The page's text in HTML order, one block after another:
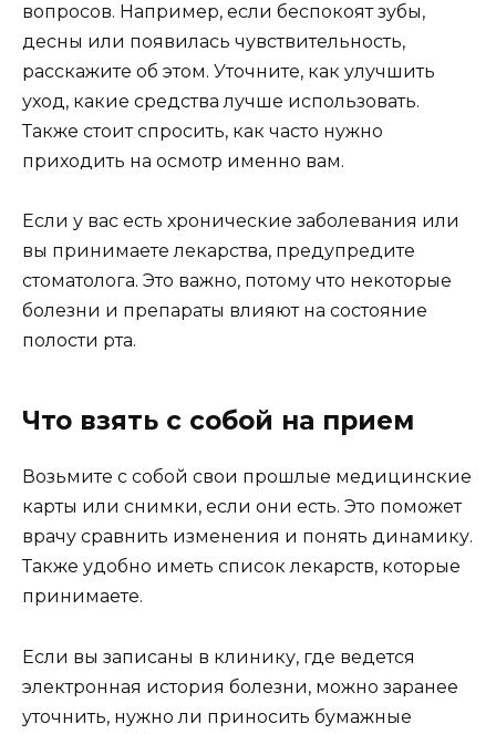
вопросов. Например, если беспокоят зубы,
десны или появилась чувствительность,
расскажите об этом. Уточните, как улучшить
уход, какие средства лучше использовать.
Также стоит спросить, как часто нужно
приходить на осмотр именно вам.
Если у вас есть хронические заболевания или
вы принимаете лекарства, предупредите
стоматолога. Это важно, потому что некоторые
болезни и препараты влияют на состояние
полости рта.
Что взять с собой на прием
Возьмите с собой свои прошлые медицинские
карты или снимки, если они есть. Это поможет
врачу сравнить изменения и понять динамику.
Также удобно иметь список лекарств, которые
принимаете.
Если вы записаны в клинику, где ведется
электронная история болезни, можно заранее
уточнить, нужно ли приносить бумажные